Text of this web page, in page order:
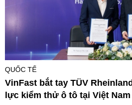
QUỐC TẾ
VinFast bắt tay TÜV
lực kiểm thử ô tô tại Việt Nam